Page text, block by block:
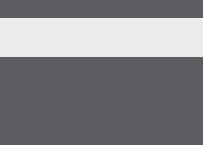
chatGPT有料版ユーザーのみ